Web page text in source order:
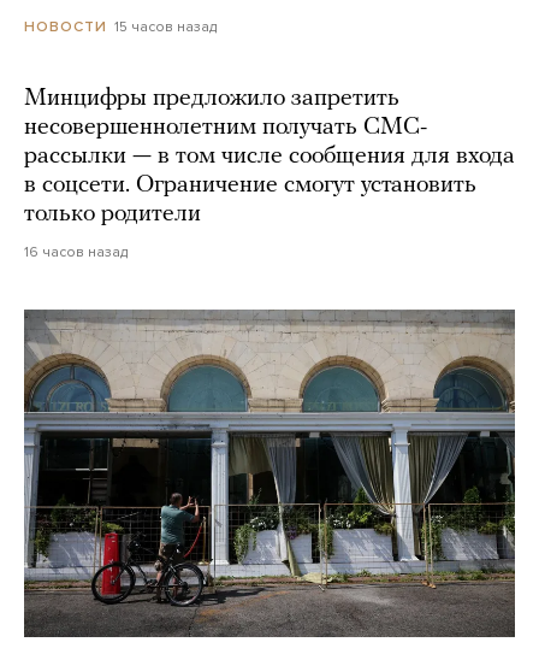
НОВОСТИ 15 часов назад
Минцифры предложило запретить
несовершеннолетним получать СМС-
рассылки — в том числе сообщения для входа
в соцсети. Ограничение смогут установить
только родители
16 часов назад